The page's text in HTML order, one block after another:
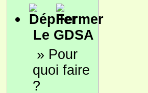
Le GDSA
» Pour
quoi faire
?